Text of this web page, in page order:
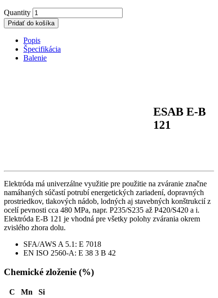
Quantity
Pridať do košíka
Popis
Špecifikácia
Balenie
ESAB E-B
121
Elektróda má univerzálne využitie pre použitie na zváranie značne
namáhaných súčastí potrubí energetických zariadení, dopravných
prostriedkov, tlakových nádob, lodných aj stavebných konštrukcií z
ocelí pevnosti cca 480 MPa, napr. P235/S235 až P420/S420 a i.
Elektróda E-B 121 je vhodná pre všetky polohy zvárania okrem
zvislého zhora dolu.
SFA/AWS A 5.1: E 7018
EN ISO 2560-A: E 38 3 B 42
Chemické zloženie (%)
C Mn
Si